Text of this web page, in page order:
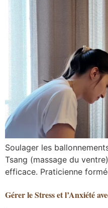
Soulager les
Tsang (massage du
efficace. Praticienne
Gérer le Stress et l’Anxiété